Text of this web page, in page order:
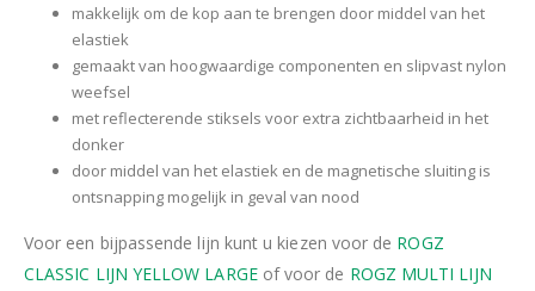
makkelijk om de kop aan te brengen door middel van het
elastiek
gemaakt van hoogwaardige componenten en slipvast nylon
weefsel
met reflecterende stiksels voor extra zichtbaarheid in het
donker
door middel van het elastiek en de magnetische sluiting is
ontsnapping mogelijk in geval van nood
Voor een bijpassende lijn kunt u kiezen voor de ROGZ
CLASSIC LIJN YELLOW LARGEof voor de ROGZ MULTI LIJN